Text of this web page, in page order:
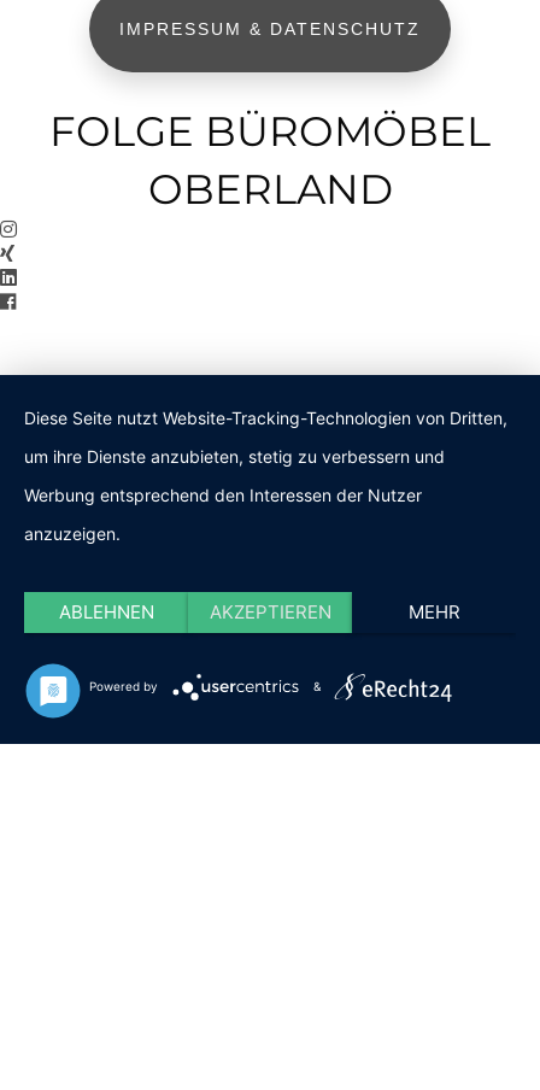
IMPRESSUM & DATENSCHUTZ
FOLGE BÜROMÖBEL
OBERLAND
Diese Seite nutzt Website-Tracking-Technologien von Dritten,
um ihre Dienste anzubieten, stetig zu verbessern und
Werbung entsprechend den Interessen der Nutzer
anzuzeigen.
ABLEHNEN AKZEPTIEREN MEHR
Powered by &